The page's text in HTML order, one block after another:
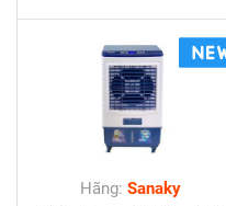
Hãng:Sanaky